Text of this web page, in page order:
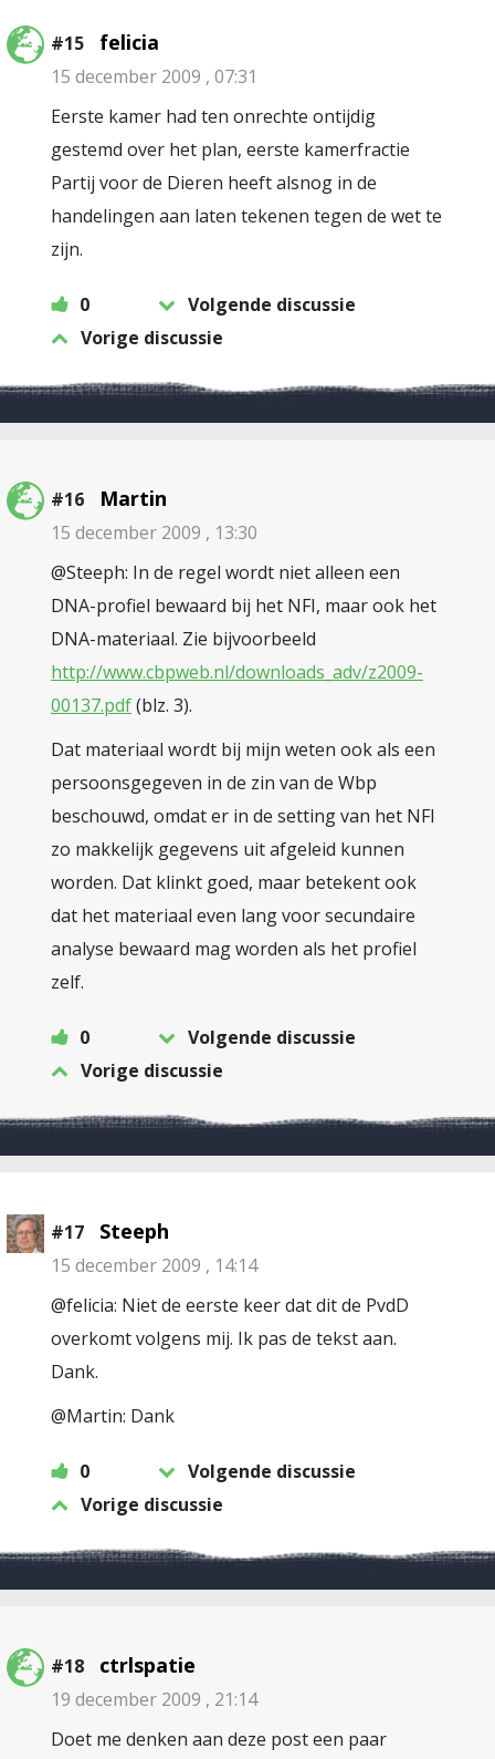
#15 felicia
15 december 2009 , 07:31
Eerste kamer had ten onrechte ontijdig
gestemd over het plan, eerste kamerfractie
Partij voor de Dieren heeft alsnog in de
handelingen aan laten tekenen tegen de wet te
zijn.
0
Volgende discussie
Vorige discussie
#16 Martin
15 december 2009 , 13:30
@Steeph: In de regel wordt niet alleen een
DNA-profiel bewaard bij het NFI, maar ook het
DNA-materiaal. Zie bijvoorbeeld
http://www.cbpweb.nl/downloads_adv/z2009-
00137.pdf(blz. 3).
Dat materiaal wordt bij mijn weten ook als een
persoonsgegeven in de zin van de Wbp
beschouwd, omdat er in de setting van het NFI
zo makkelijk gegevens uit afgeleid kunnen
worden. Dat klinkt goed, maar betekent ook
dat het materiaal even lang voor secundaire
analyse bewaard mag worden als het profiel
zelf.
0
Volgende discussie
Vorige discussie
#17 Steeph
15 december 2009 , 14:14
@felicia: Niet de eerste keer dat dit de PvdD
overkomt volgens mij. Ik pas de tekst aan.
Dank.
@Martin: Dank
0
Volgende discussie
Vorige discussie
#18 ctrlspatie
19 december 2009 , 21:14
Doet me denken aan deze post een paar